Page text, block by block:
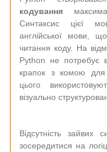
кодування
Синтаксис цієї
англійської мови,
читання коду. На
Python не потребує
крапок з комою для
цього
візуально
Відсутність зайвих
зосередитися на